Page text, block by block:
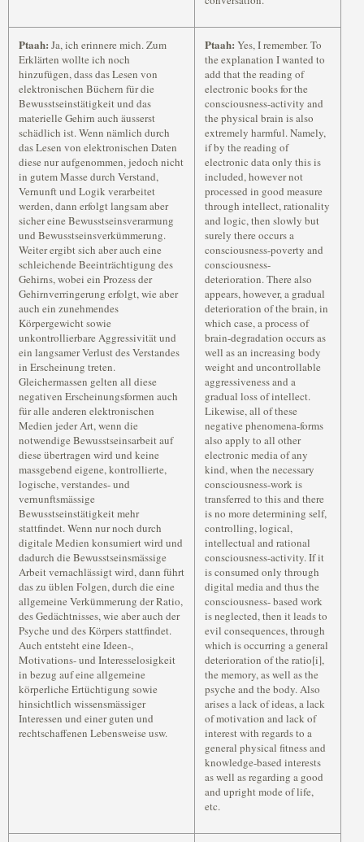
Ptaah: Ja, ich erinnere mich. Zum
Erklärten wollte ich noch
hinzufügen, dass das Lesen von
elektronischen Büchern für die
Bewusstseinstätigkeit und das
materielle Gehirn auch äusserst
schädlich ist. Wenn nämlich durch
das Lesen von elektronischen Daten
diese nur aufgenommen, jedoch nicht
in gutem Masse durch Verstand,
Vernunft und Logik verarbeitet
werden, dann erfolgt langsam aber
sicher eine Bewusstseinsverarmung
und Bewusstseinsverkümmerung.
Weiter ergibt sich aber auch eine
schleichende Beeinträchtigung des
Gehirns, wobei ein Prozess der
Gehirnverringerung erfolgt, wie aber
auch ein zunehmendes
Körpergewicht sowie
unkontrollierbare Aggressivität und
ein langsamer Verlust des Verstandes
in Erscheinung treten.
Gleichermassen gelten all diese
negativen Erscheinungsformen auch
für alle anderen elektronischen
Medien jeder Art, wenn die
notwendige Bewusstseinsarbeit auf
diese übertragen wird und keine
massgebend eigene, kontrollierte,
logische, verstandes- und
vernunftsmässige
Bewusstseinstätigkeit mehr
stattfindet. Wenn nur noch durch
digitale Medien konsumiert wird und
dadurch die Bewusstseinsmässige
Arbeit vernachlässigt wird, dann führt
das zu üblen Folgen, durch die eine
allgemeine Verkümmerung der Ratio,
des Gedächtnisses, wie aber auch der
Psyche und des Körpers stattfindet.
Auch entsteht eine Ideen-,
Motivations- und Interesselosigkeit
in bezug auf eine allgemeine
körperliche Ertüchtigung sowie
hinsichtlich wissensmässiger
Interessen und einer guten und
rechtschaffenen Lebensweise usw.
Ptaah: Yes, I remember. To
the explanation I wanted to
add that the reading of
electronic books for the
consciousness-activity and
the physical brain is also
extremely harmful. Namely,
if by the reading of
electronic data only this is
included, however not
processed in good measure
through intellect, rationality
and logic, then slowly but
surely there occurs a
consciousness-poverty and
consciousness-
deterioration. There also
appears, however, a gradual
deterioration of the brain, in
which case, a process of
brain-degradation occurs as
well as an increasing body
weight and uncontrollable
aggressiveness and a
gradual loss of intellect.
Likewise, all of these
negative phenomena-forms
also apply to all other
electronic media of any
kind, when the necessary
consciousness-work is
transferred to this and there
is no more determining self,
controlling, logical,
intellectual and rational
consciousness-activity. If it
is consumed only through
digital media and thus the
consciousness- based work
is neglected, then it leads to
evil consequences, through
which is occurring a general
deterioration of the ratio[i],
the memory, as well as the
psyche and the body. Also
arises a lack of ideas, a lack
of motivation and lack of
interest with regards to a
general physical fitness and
knowledge-based interests
as well as regarding a good
and upright mode of life,
etc.